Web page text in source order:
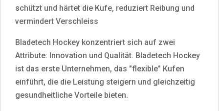
schützt und härtet die Kufe, reduziert Reibung und
vermindert Verschleiss
Bladetech Hockey konzentriert sich auf zwei
Attribute: Innovation und Qualität. Bladetech Hockey
ist das erste Unternehmen, das "flexible" Kufen
einführt, die die Leistung steigern und gleichzeitig
gesundheitliche Vorteile bieten.